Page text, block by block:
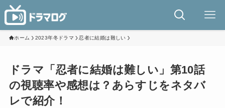
ホーム 2023年冬ドラマ 忍者に結婚は難しい
ドラマ「忍者に結婚は難しい」第10話
の視聴率や感想は？あらすじをネタバ
レで紹介！